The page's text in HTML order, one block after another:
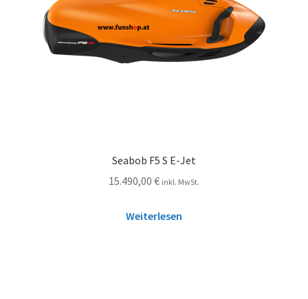
Seabob F5 S E-Jet
15.490,00 € inkl. MwSt.
Weiterlesen